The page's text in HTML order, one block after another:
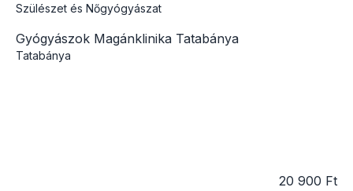
Szülészet és Nőgyógyászat
Gyógyászok Magánklinika Tatabánya
Tatabánya
20 900 Ft